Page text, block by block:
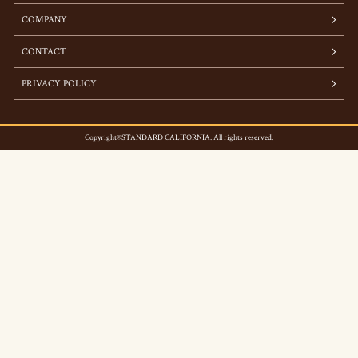
COMPANY
CONTACT
PRIVACY POLICY
Copyright©STANDARD CALIFORNIA. All rights reserved.